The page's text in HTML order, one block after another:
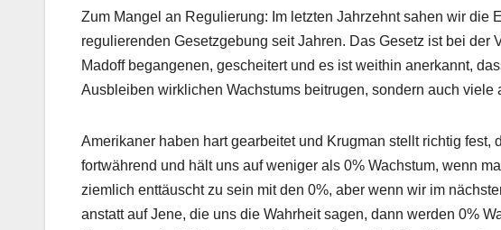
Zum Mangel an Regulierung: Im letzten Jahrzehnt sahen wir die
regulierenden Gesetzgebung seit Jahren. Das Gesetz ist bei
Madoff begangenen, gescheitert und es ist weithin anerkannt,
Ausbleiben wirklichen Wachstums beitrugen, sondern auch viele
Amerikaner haben hart gearbeitet und Krugman stellt richtig
fortwährend und hält uns auf weniger als 0% Wachstum, wenn
ziemlich enttäuscht zu sein mit den 0%, aber wenn wir im
anstatt auf Jene, die uns die Wahrheit sagen, dann werden 0%